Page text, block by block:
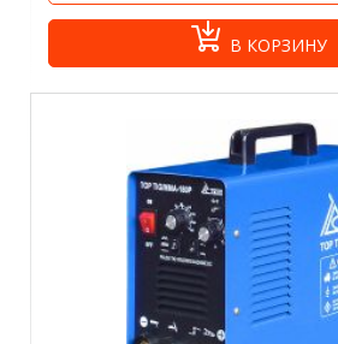
В КОРЗИНУ